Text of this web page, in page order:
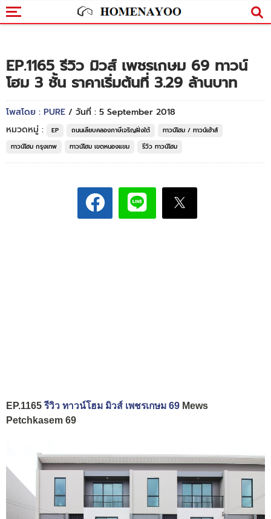
EP.1165 รีวิว มิวส์ เพชรเกษม 69 ทาวน์
โฮม 3 ชั้น ราคาเริ่มต้นที่ 3.29 ล้านบาท
โพสโดย : PURE / วันที่ : 5 September 2018
หมวดหมู่ :
EP ถนนเลียบคลองภาษีเจริญฝั่งใต้
ทาวน์โฮม / ทาวน์เฮ้าส์
ทาวน์โฮม กรุงเทพ
ทาวน์โฮม เขตหนองแขม รีวิว ทาวน์โฮม
EP.1165รีวิว ทาวน์โฮม มิวส์ เพชรเกษม 69 Mews
Petchkasem 69